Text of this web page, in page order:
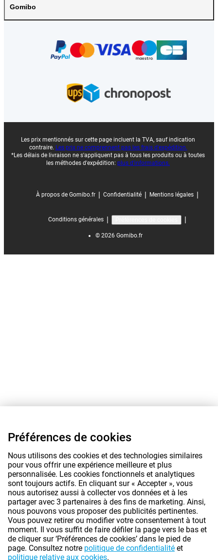
Gomibo
Les prix mentionnés sur cette page incluent la TVA, sauf indication
contraire. Les prix ne comprennent pas les frais d'expédition.
*Les délais de livraison ne s'appliquent pas à tous les produits ou à toutes
les méthodes d'expédition: plus d'informations.
À propos de Gomibo.fr | Confidentialité | Mentions légales |
Conditions générales | |
© 2026 Gomibo.fr
Préférences de cookies
Nous utilisons des cookies et des technologies similaires
pour vous offrir une expérience meilleure et plus
personnalisée. Les cookies fonctionnels et analytiques
sont toujours actifs. En cliquant sur « Accepter », vous
nous autorisez aussi à collecter vos données et à les
partager avec 3 partenaires à des fins de marketing. Ainsi,
nous pouvons vous proposer des publicités pertinentes.
Vous pouvez retirer ou modifier votre consentement à tout
moment. Il vous suffit de faire défiler la page vers le bas et
de cliquer sur ‘Préférences de cookies’ dans le pied de
page. Consultez notre politique de confidentialité et
politique relative aux cookies.